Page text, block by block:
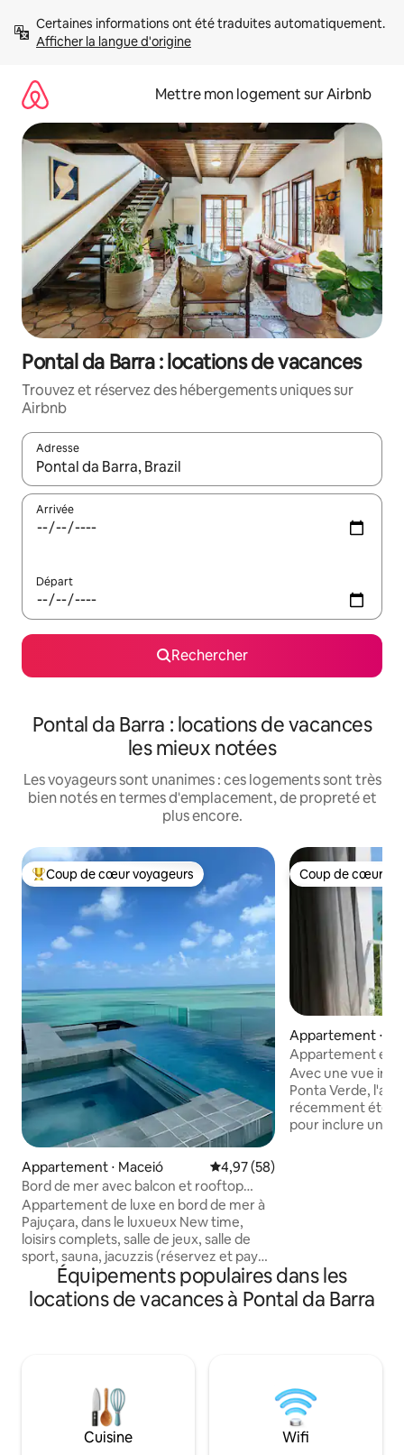
directement
Afficher la langue d'origine
Mettre mon logement sur Airbnb
Pontal da Barra : locations de vacances
Trouvez et réservez des hébergements uniques sur
Airbnb
Adresse
Lorsque les résultats s'affichent, utilisez les flèches vers le
Arrivée
Départ
Rechercher
Pontal da Barra : locations de vacances
les mieux notées
Les voyageurs sont unanimes : ces logements sont très
bien notés en termes d'emplacement, de propreté et
plus encore.
Coups de cœur voyageurs les plus appréciés
Coup de cœur voyageurs
Appartement ⋅ Maceió Évaluation moyenne sur la
4,97 (58)
Bord de mer avec balcon et rooftop
gastronomique !
Appartement de luxe en bord de mer à
Pajuçara, dans le luxueux New time,
loisirs complets, salle de jeux, salle de
sport, sauna, jacuzzis (réservez et payez
un supplément), ascenseurs
panoramiques, réception 24h/24 et
garage. Lit Queen Size avec literie haut
serviettes de plage, blanchisserie
express et également blanchisserie
assistée (laissez les vêtements et
l'assistant s'en occupe), restaurant sur le
Coup de cœur
Coup de cœur
Appartement ⋅
Appartement en
Verde.
Avec une vue
Ponta Verde,
récemment été
pour inclure un lit
Localizado na
privilegiada, o
Équipements populaires dans les
locations de vacances à Pontal da Barra
Cuisine Wifi